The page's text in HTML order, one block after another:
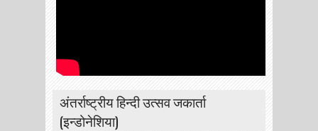
अंतर्राष्ट्रीय हिन्दी उत्सव जकार्ता
(इन्डोनेशिया)